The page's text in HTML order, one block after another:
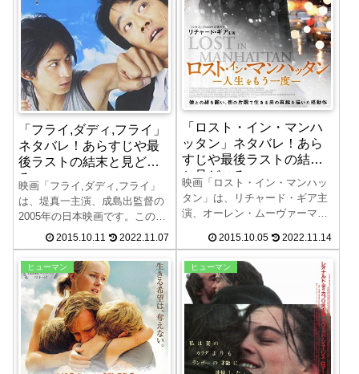
読みます。
「フライ,ダディ,フライ」
ネタバレ！あらすじや最
後ラストの結末と見どこ
ろ
映画「フライ,ダディ,フライ」
は、堤真一主演、成島出監督の
2005年の日本映画です。この映
画「フライ,ダディ,フライ」の
ネタバレ、あらすじや最後ラス
トの結末、見所について紹介し
ます。娘の復讐のために立ち上
がる冴えないおっさんの奮闘を
描く「フライ,ダディ,フライ」
をお楽しみください。原作は金
城一紀の小説で、韓国でも映画
化されています。
2015.10.11 2022.11.07
「ロスト・イン・マンハ
ッタン」ネタバレ！あら
すじや最後ラストの結末
と見どころ
映画「ロスト・イン・マンハッ
タン」は、リチャード・ギア主
演、オーレン・ムーヴァーマン
す。この映画「ロスト・イン・
マンハッタン」のネタバレ、あ
らすじや最後ラストの結末、見
所について紹介します。ホーム
レスになってしまった男の顛末
を描く「ロスト・イン・マンハ
ッタン」をお楽しみください。
アメリカ社会のホームレスの現
状も垣間見れる映画になってい
2015.10.05 2022.11.14
ヒューマン ヒューマン